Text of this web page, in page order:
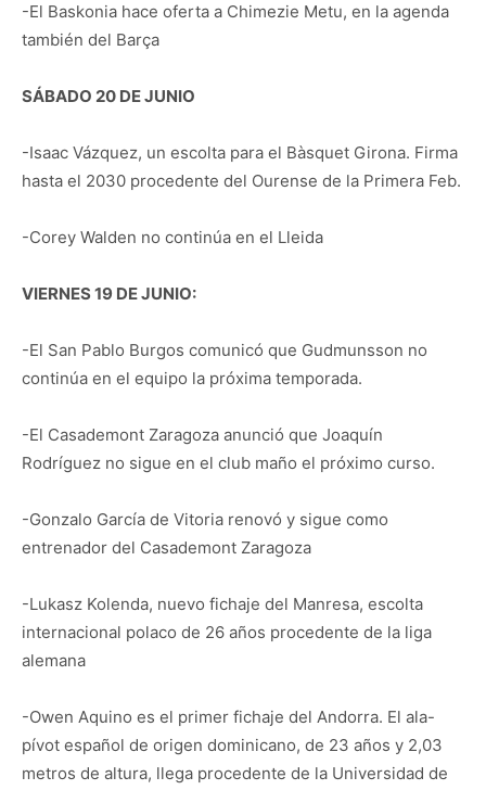
-El Baskonia hace oferta a Chimezie Metu, en la agenda
también del Barça
SÁBADO 20 DE JUNIO
-Isaac Vázquez, un escolta para el Bàsquet Girona. Firma
hasta el 2030 procedente del Ourense de la Primera Feb.
-Corey Walden no continúa en el Lleida
VIERNES 19 DE JUNIO:
-El San Pablo Burgos comunicó que Gudmunsson no
continúa en el equipo la próxima temporada.
-El Casademont Zaragoza anunció que Joaquín
Rodríguez no sigue en el club maño el próximo curso.
-Gonzalo García de Vitoria renovó y sigue como
entrenador del Casademont Zaragoza
-Lukasz Kolenda, nuevo fichaje del Manresa, escolta
internacional polaco de 26 años procedente de la liga
alemana
-Owen Aquino es el primer fichaje del Andorra. El ala-
pívot español de origen dominicano, de 23 años y 2,03
metros de altura, llega procedente de la Universidad de